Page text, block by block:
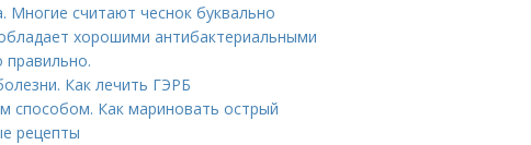
Многие считают чеснок буквально
хорошими антибактериальными
Как лечить ГЭРБ
способом. Как мариновать острый
рецепты